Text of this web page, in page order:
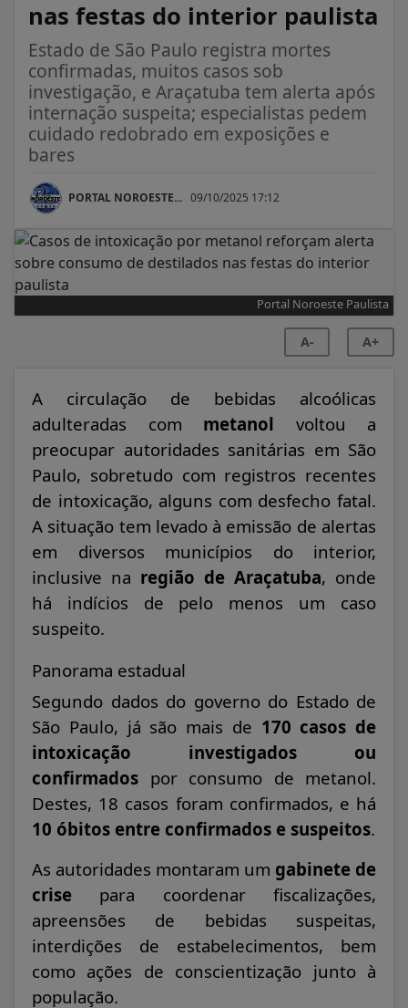
nas festas do interior paulista
Estado de São Paulo registra mortes
confirmadas, muitos casos sob
investigação, e Araçatuba tem alerta após
internação suspeita; especialistas pedem
cuidado redobrado em exposições e
bares
PORTAL NOROESTE... 09/10/2025 17:12
Portal Noroeste Paulista
A- A+
A circulação de bebidas alcoólicas
adulteradas com metanol voltou a
preocupar autoridades sanitárias em São
Paulo, sobretudo com registros recentes
de intoxicação, alguns com desfecho fatal.
A situação tem levado à emissão de alertas
em diversos municípios do interior,
inclusive na região de Araçatuba, onde
há indícios de pelo menos um caso
suspeito.
Panorama estadual
Segundo dados do governo do Estado de
São Paulo, já são mais de 170 casos de
intoxicação investigados ou
confirmados por consumo de metanol.
Destes, 18 casos foram confirmados, e há
10 óbitos entre confirmados e suspeitos.
As autoridades montaram um gabinete de
crise para coordenar fiscalizações,
apreensões de bebidas suspeitas,
interdições de estabelecimentos, bem
como ações de conscientização junto à
população.